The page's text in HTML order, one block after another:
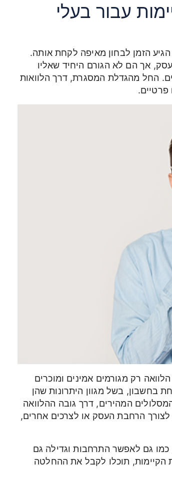
עבור בעלי
הזמן לבחון מאיפה לקחת אותה.
אך הם לא הגורם היחיד שאליו
החל מהגדלת המסגרת, דרך הלוואות
פרטיים.
רק מגורמים אמינים ומוכרים
בחשבון, בשל מגוון היתרונות שהן
המהירים, דרך גובה ההלוואה
הרחבת העסק או לצרכים אחרים,
כמו גם לאפשר התרחבות וגדילה גם
הקיימות, תוכלו לקבל את ההחלטה